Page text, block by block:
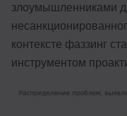
злоумышленниками
контексте фаззинг
инструментом